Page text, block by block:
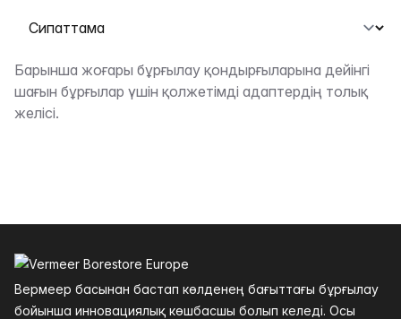
Қойындыны таңдау
Сипаттама
Барынша жоғары бұрғылау қондырғыларына дейінгі
шағын бұрғылар үшін қолжетімді адаптердің толық
желісі.
Вермеер басынан бастап көлденең бағыттағы бұрғылау
бойынша инновациялық көшбасшы болып келеді. Осы